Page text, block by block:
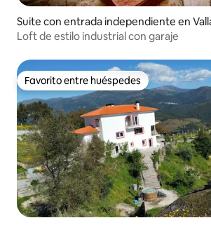
Suite con entrada independiente en
d
Loft de estilo industrial con garaje
Favorito entre huéspedes
Favorito entre huéspedes